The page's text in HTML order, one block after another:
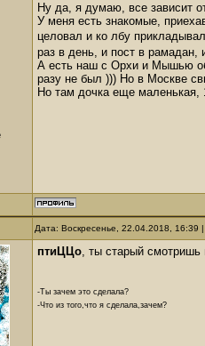
Ну да, я думаю, все зависит
У меня есть знакомые,
целовал и ко лбу
раз в день, и пост в рамадан,
А есть наш с Орхи и Мышью
разу не был ))) Но в Москве
Но там дочка еще маленькая,
Дата: Воскресенье, 22.04.2018,
птиЦЦо, ты старый смотришь
-Ты зачем это сделала?
-Что из того,что я сделала,зачем?